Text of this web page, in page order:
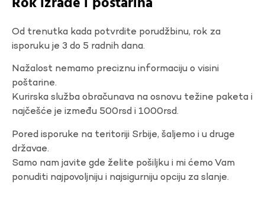
Od trenutka kada potvrdite porudžbinu, rok za
isporuku je 3 do 5 radnih dana.
Nažalost nemamo preciznu informaciju o visini
poštarine.
Kurirska služba obračunava na osnovu težine paketa i
najčešće je između 500rsd i 1000rsd.
Pored isporuke na teritoriji Srbije, šaljemo i u druge
državae.
Samo nam javite gde želite pošiljku i mi ćemo Vam
ponuditi najpovoljniju i najsigurniju opciju za slanje.